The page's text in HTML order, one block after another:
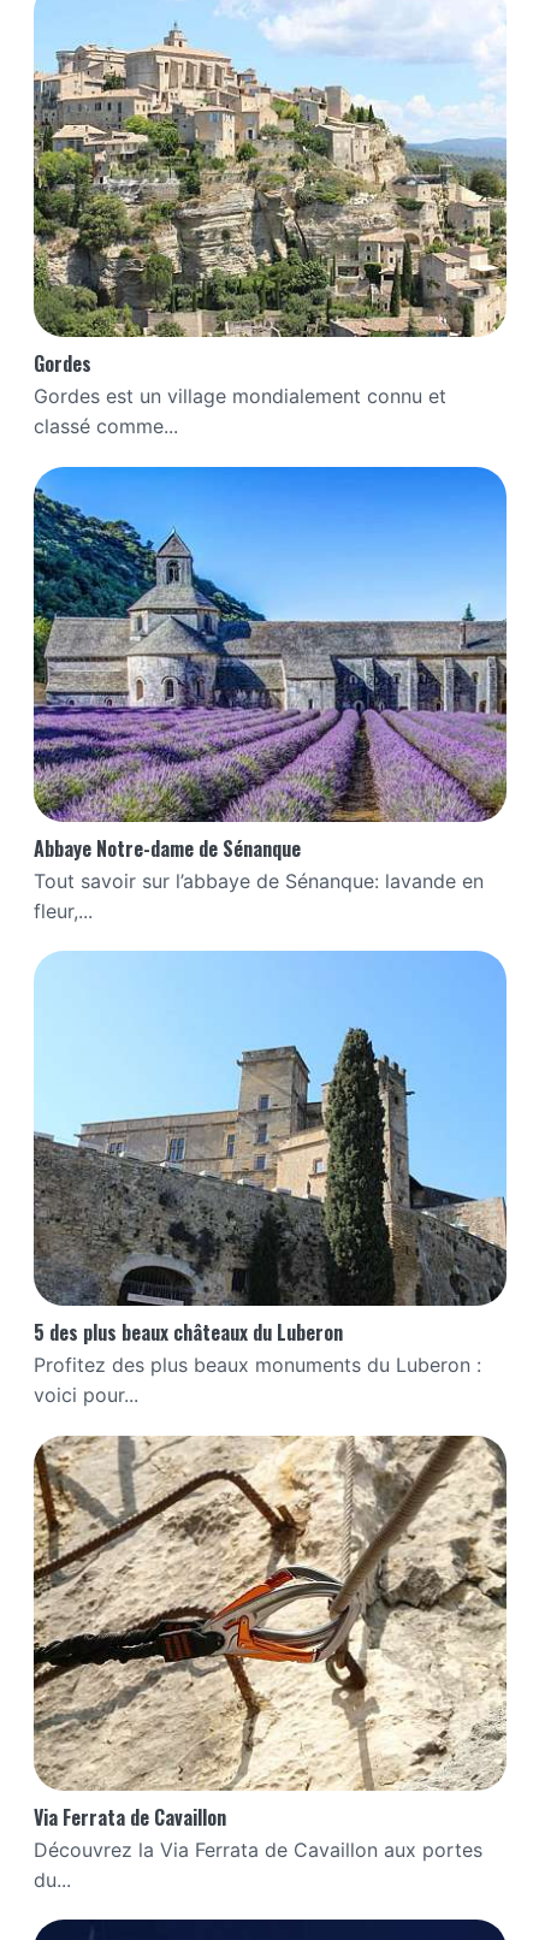
Gordes
Gordes est un village mondialement connu et
classé comme...
Abbaye Notre-dame de Sénanque
Tout savoir sur l’abbaye de Sénanque: lavande en
fleur,...
5 des plus beaux châteaux du Luberon
Profitez des plus beaux monuments du Luberon :
voici pour...
Via Ferrata de Cavaillon
Découvrez la Via Ferrata de Cavaillon aux portes
du...